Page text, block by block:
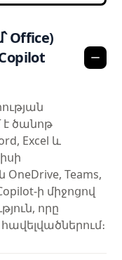
Office)
է ծանոթ
Excel և
Teams,
ի միջոցով
որը